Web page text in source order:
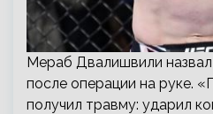
Мераб Двалишвили
после операции на руке.
получил травму: ударил